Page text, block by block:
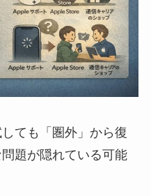
ても「圏外」から復
題が隠れている可能